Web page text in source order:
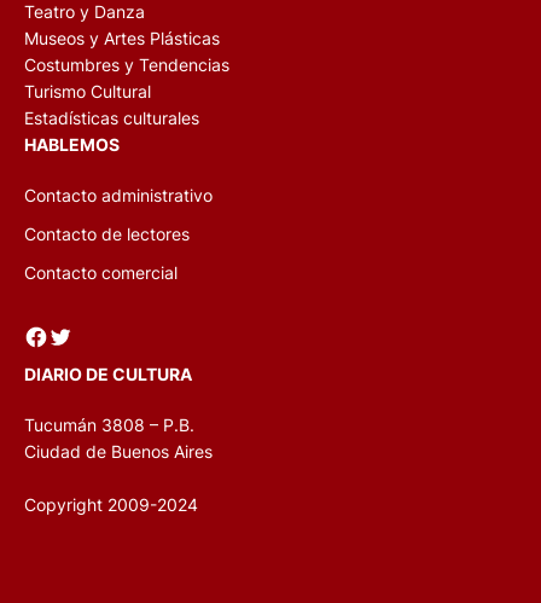
Teatro y Danza
Museos y Artes Plásticas
Costumbres y Tendencias
Turismo Cultural
Estadísticas culturales
HABLEMOS
Contacto administrativo
Contacto de lectores
Contacto comercial
Facebook Twitter
DIARIO DE CULTURA
Tucumán 3808 – P.B.
Ciudad de Buenos Aires
Copyright 2009-2024